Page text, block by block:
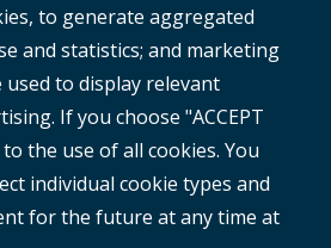
to generate aggregated
and statistics; and marketing
used to display relevant
If you choose "ACCEPT
the use of all cookies. You
individual cookie types and
for the future at any time at
MetroCount®. All rights reserved.